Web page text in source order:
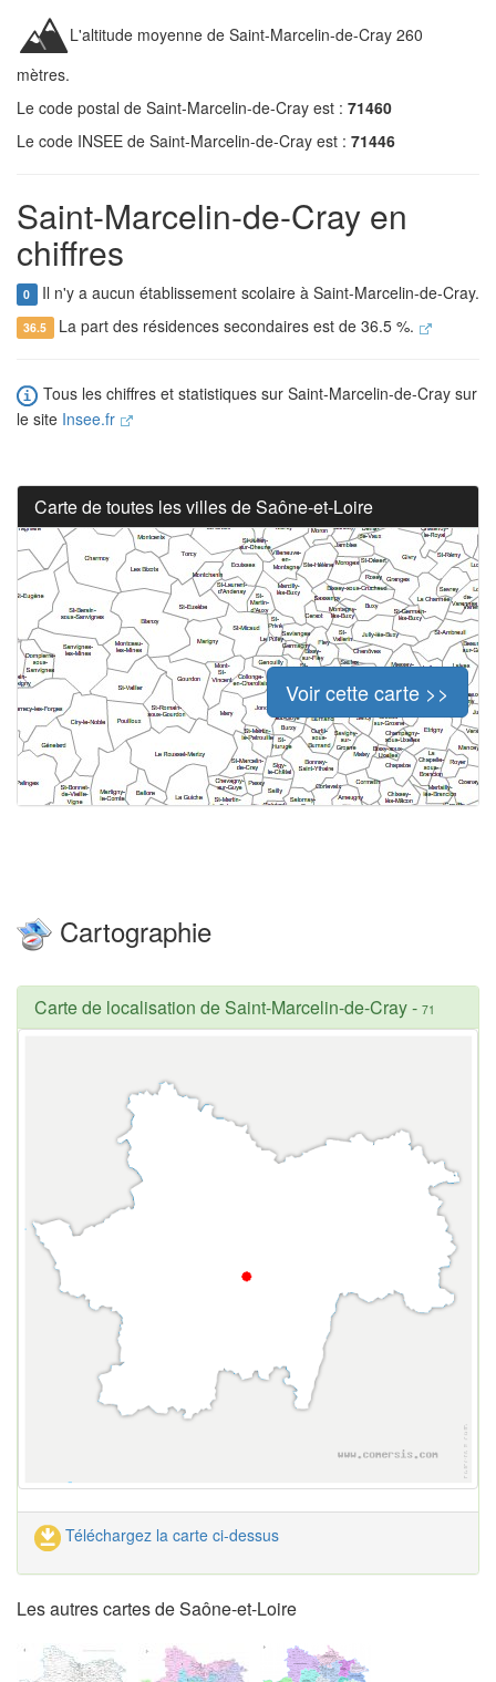
L'altitude moyenne de Saint-Marcelin-de-Cray 260
mètres.
Le code postal de Saint-Marcelin-de-Cray est : 71460
Le code INSEE de Saint-Marcelin-de-Cray est : 71446
Saint-Marcelin-de-Cray en
chiffres
0 Il n'y a aucun établissement scolaire à Saint-Marcelin-de-Cray.
36.5 La part des résidences secondaires est de 36.5 %.
Tous les chiffres et statistiques sur Saint-Marcelin-de-Cray sur
le site Insee.fr
Carte de toutes les villes de Saône-et-Loire
Voir cette carte >>
Cartographie
Carte de localisation de Saint-Marcelin-de-Cray- 71
Téléchargez la carte ci-dessus
Les autres cartes de Saône-et-Loire